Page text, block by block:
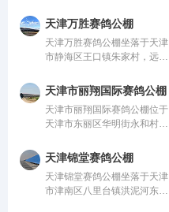
以国际、国内先进、科学合理
的设计方案进行建设，采用一
体化钢架结构，公棚长200
米，宽28米，高15
天津万胜赛鸽公棚
天津万胜赛鸽公棚坐落于天津
市静海区王口镇朱家村，远离
赛鸽设施一应俱全。
天津市丽翔国际赛鸽公棚
天津市丽翔国际赛鸽公棚位于
天津市东丽区华明街永和村，
以国际、国内先进、科学合理
的设计方案进行建设，采用一
体化钢架结构，公棚长200
米，宽28米，高15
天津锦堂赛鸽公棚
天津锦堂赛鸽公棚坐落于天津
市津南区八里台镇洪泥河东路